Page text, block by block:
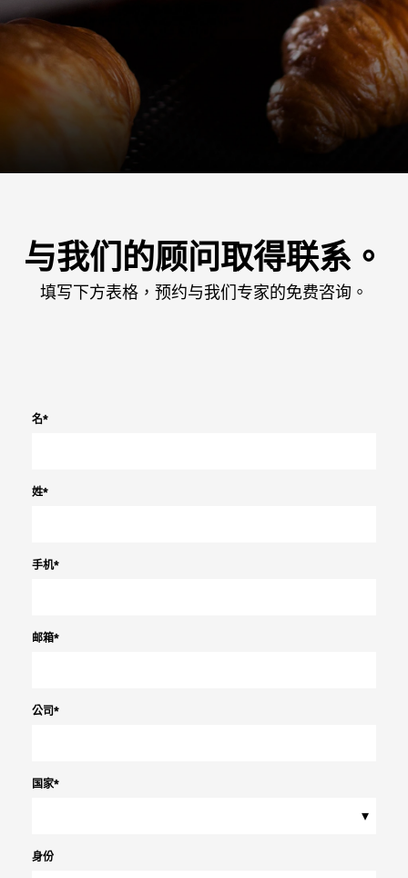
与我们的顾问取得联系。
填写下方表格，预约与我们专家的免费咨询。
名*
姓*
手机*
邮箱*
公司*
国家*
▾
身份